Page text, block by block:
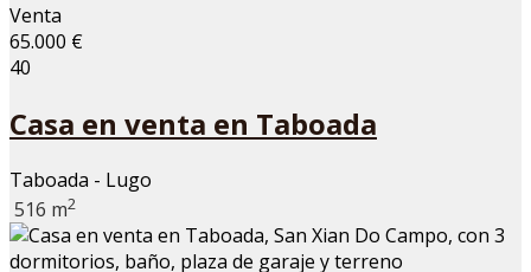
Venta
65.000 €
40
Casa en venta en Taboada
Taboada - Lugo
516 m2